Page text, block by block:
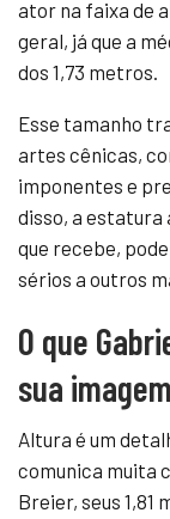
ator na faixa de
geral, já que a
dos 1,73 metros.
Esse tamanho
artes cênicas,
imponentes e
disso, a estatura
que recebe,
sérios a outros
O que
sua
Altura é um
comunica muita
Breier, seus